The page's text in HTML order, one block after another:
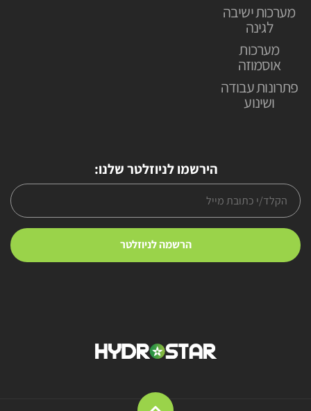
מערכות ישיבה
לגינה
מערכות
אוסמוזה
פתרונות עבודה
ושינוע
הירשמו לניוזלטר שלנו: